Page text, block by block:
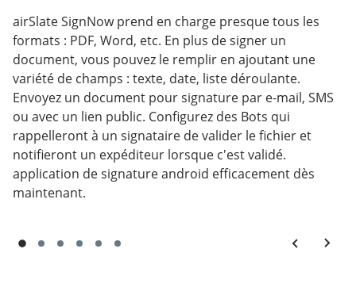
airSlate SignNow prend en charge presque tous les
formats : PDF, Word, etc. En plus de signer un
document, vous pouvez le remplir en ajoutant une
variété de champs : texte, date, liste déroulante.
Envoyez un document pour signature par e-mail, SMS
ou avec un lien public. Configurez des Bots qui
rappelleront à un signataire de valider le fichier et
notifieront un expéditeur lorsque c'est validé.
application de signature android efficacement dès
maintenant.